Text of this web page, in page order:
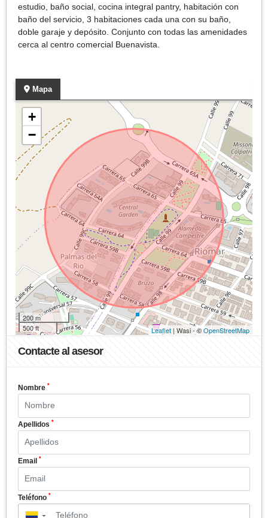
estudio, baño social, cocina integral pantry, habitación con
baño del servicio, 3 habitaciones cada una con su baño,
doble garaje y depósito. Conjunto con todas las amenidades
cerca al centro comercial Buenavista.
Mapa
+
−
200 m
500 ft
Leaflet | Wasi - ©OpenStreetMap
Contacte al asesor
Nombre *
Apellidos *
Email *
Teléfono *
▼